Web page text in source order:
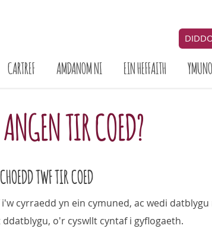
CARTREF AMDANOM NI EIN HEFFAITH YMUNO
TIR COED?
TWF TIR COED
cyrraedd yn ein cymuned, ac wedi
o'r cyswllt cyntaf i gyflogaeth.